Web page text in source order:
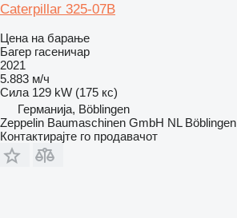
Caterpillar 325-07B
Цена на барање
Багер гасеничар
2021
5.883 м/ч
Сила 129 kW (175 кс)
Германија, Böblingen
Zeppelin Baumaschinen GmbH NL Böblingen
Контактирајте го продавачот